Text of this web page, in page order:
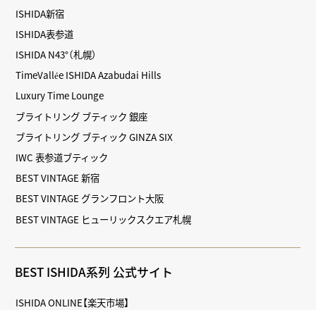
ISHIDA新宿
ISHIDA表参道
ISHIDA N43°（札幌）
TimeVallée ISHIDA Azabudai Hills
Luxury Time Lounge
ブライトリング ブティック 銀座
ブライトリング ブティック GINZA SIX
IWC 表参道ブティック
BEST VINTAGE 新宿
BEST VINTAGE グランフロント大阪
BEST VINTAGE ヒューリックスクエア札幌
BEST ISHIDA系列 公式サイト
ISHIDA ONLINE【楽天市場】